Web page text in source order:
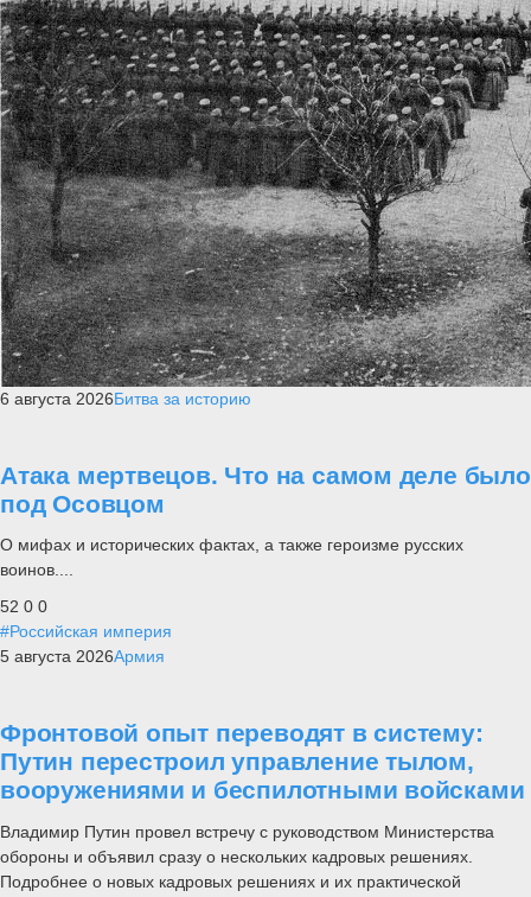
6 августа 2026Битва за историю
Атака мертвецов. Что на самом деле было
под Осовцом
О мифах и исторических фактах, а также героизме русских
воинов....
52 0 0
#Российская империя
5 августа 2026Армия
Фронтовой опыт переводят в систему:
Путин перестроил управление тылом,
вооружениями и беспилотными войсками
Владимир Путин провел встречу с руководством Министерства
обороны и объявил сразу о нескольких кадровых решениях.
Подробнее о новых кадровых решениях и их практической